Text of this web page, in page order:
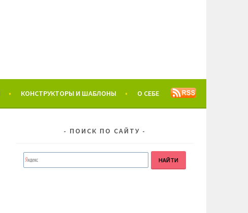
КОНСТРУКТОРЫ И ШАБЛОНЫ О СЕБЕ
ПОИСК ПО САЙТУ